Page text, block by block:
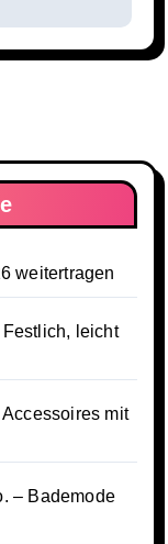
weitertragen
leicht
mit
– Bademode